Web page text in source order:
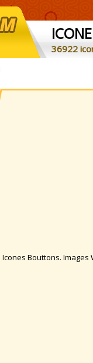
ICONE
36922
Icones Bouttons. Images